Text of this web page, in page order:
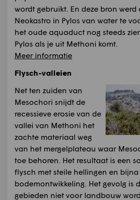
wordt gebruikt. En deze bron
Neokastro in Pylos van water te
het oude aquaduct nog steeds
Pylos als je uit Methoni komt.
Meer informatie
Flysch-valleien
Net ten zuiden van
Mesochori snijdt de
recessieve erosie van de
vallei van Methoni het
zachte materiaal weg
van het mergelplateau waar
toe behoren. Het resultaat is een
flysch met steile hellingen en bijna
bodemontwikkeling. Het gevolg is
gebieden niet voor landbouw